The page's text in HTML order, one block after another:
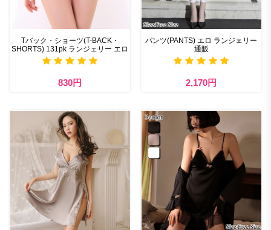
Tバック・ショーツ(T-BACK・
SHORTS) 131pk ランジェリー エロ
830円
パンツ(PANTS) エロ ランジェリー
通販
2,170円